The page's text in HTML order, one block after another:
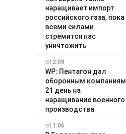
наращивает импорт
российского газа, пока
всеми силами
стремится нас
уничтожить
12:09
WP: Пентагон дал
оборонным компаниям
21 день на
наращивание военного
производства
11:06